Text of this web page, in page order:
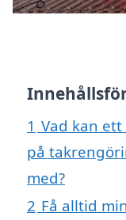
1 Vad kan
på
med?
2 Få alltid